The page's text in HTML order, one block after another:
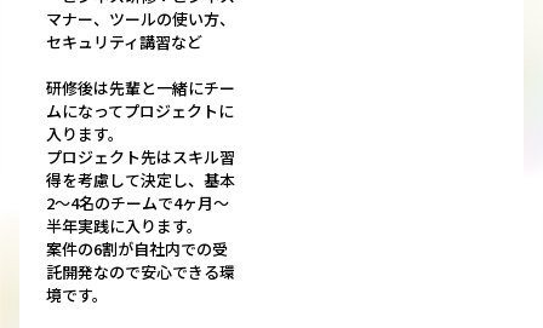
マナー、ツールの使い方、
セキュリティ講習など
研修後は先輩と一緒にチー
ムになってプロジェクトに
入ります。
プロジェクト先はスキル習
得を考慮して決定し、基本
2～4名のチームで4ヶ月～
半年実践に入ります。
案件の6割が自社内での受
託開発なので安心できる環
境です。